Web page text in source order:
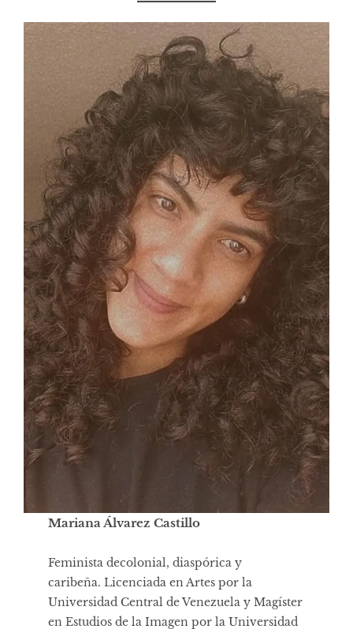
Mariana Álvarez Castillo
Feminista decolonial, diaspórica y
caribeña. Licenciada en Artes por la
Universidad Central de Venezuela y Magíster
en Estudios de la Imagen por la Universidad